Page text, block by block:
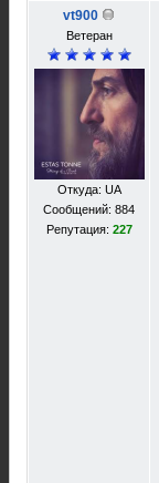
vt900
Ветеран
Откуда: UA
Сообщений: 884
Репутация: 227